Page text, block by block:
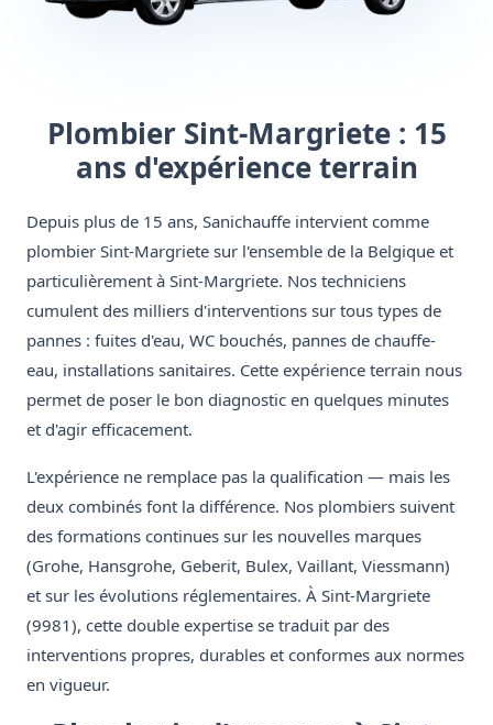
Plombier Sint-Margriete : 15
ans d'expérience terrain
Depuis plus de 15 ans, Sanichauffe intervient comme
plombier Sint-Margriete sur l'ensemble de la Belgique et
particulièrement à Sint-Margriete. Nos techniciens
cumulent des milliers d'interventions sur tous types de
pannes : fuites d'eau, WC bouchés, pannes de chauffe-
eau, installations sanitaires. Cette expérience terrain nous
permet de poser le bon diagnostic en quelques minutes
et d'agir efficacement.
L'expérience ne remplace pas la qualification — mais les
deux combinés font la différence. Nos plombiers suivent
des formations continues sur les nouvelles marques
(Grohe, Hansgrohe, Geberit, Bulex, Vaillant, Viessmann)
et sur les évolutions réglementaires. À Sint-Margriete
(9981), cette double expertise se traduit par des
interventions propres, durables et conformes aux normes
en vigueur.